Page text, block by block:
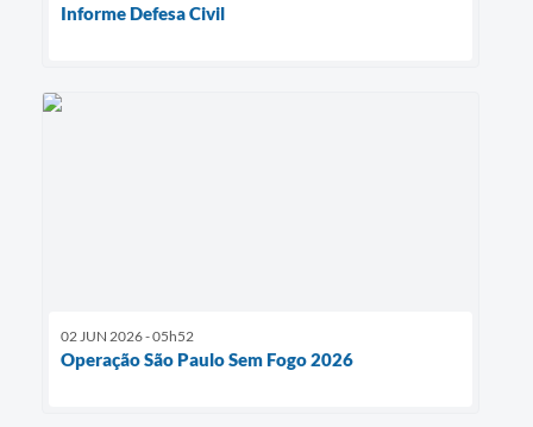
Informe Defesa Civil
02 JUN 2026 - 05h52
Operação São Paulo Sem Fogo 2026